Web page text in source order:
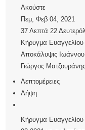
Ακούστε
Πεμ, Φεβ 04, 2021
37 Λεπτά 22
Κήρυγμα Ευαγγελίου
Αποκάλυψις
Γιώργος Ματζουράνης
Λεπτομέρειες
Λήψη
Κήρυγμα